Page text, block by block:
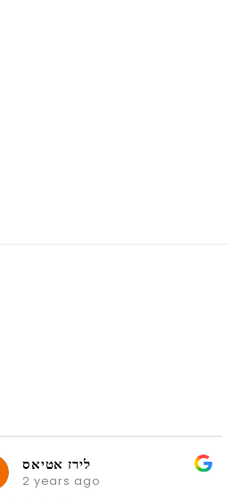
לירז אטיאס
2 years ago